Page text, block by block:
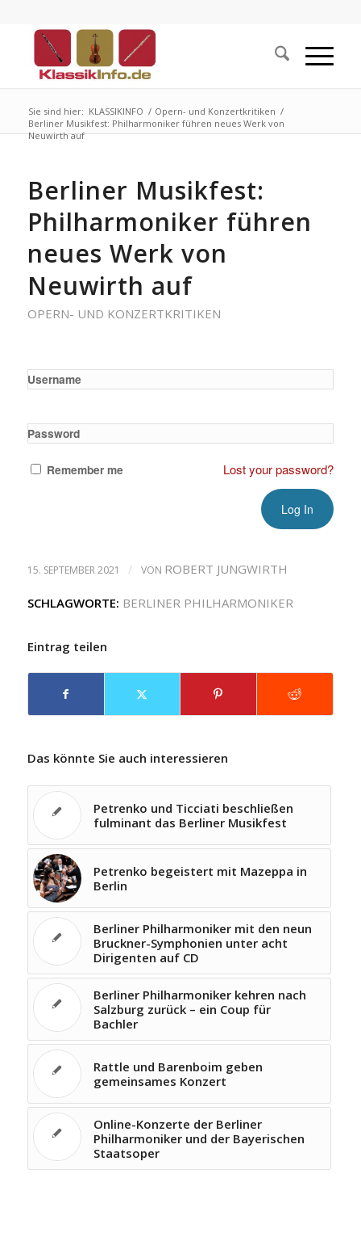
Sie sind hier: KLASSIKINFO / Opern- und Konzertkritiken /
Berliner Musikfest: Philharmoniker führen neues Werk von
Neuwirth auf
Berliner Musikfest:
Philharmoniker führen
neues Werk von
Neuwirth auf
OPERN- UND KONZERTKRITIKEN
Username
Password
Remember me Lost your password?
15. SEPTEMBER 2021 / VON ROBERT JUNGWIRTH
SCHLAGWORTE: BERLINER PHILHARMONIKER
Eintrag teilen
Das könnte Sie auch interessieren
Petrenko und Ticciati beschließen
fulminant das Berliner Musikfest
Petrenko begeistert mit Mazeppa in
Berlin
Berliner Philharmoniker mit den neun
Bruckner-Symphonien unter acht
Dirigenten auf CD
Berliner Philharmoniker kehren nach
Salzburg zurück – ein Coup für
Bachler
Rattle und Barenboim geben
gemeinsames Konzert
Online-Konzerte der Berliner
Philharmoniker und der Bayerischen
Staatsoper